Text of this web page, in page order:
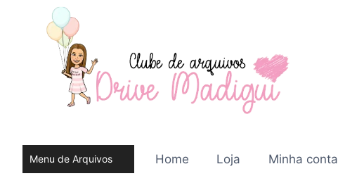
Menu de Arquivos Home Loja Minha conta